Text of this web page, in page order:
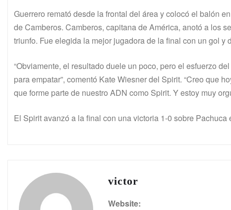
Guerrero remató desde la frontal del área y colocó el balón
de Camberos. Camberos, capitana de América, anotó a los
triunfo. Fue elegida la mejor jugadora de la final con un gol y
“Obviamente, el resultado duele un poco, pero el esfuerzo
para empatar”, comentó Kate Wiesner del Spirit. “Creo que
que forme parte de nuestro ADN como Spirit. Y estoy muy
El Spirit avanzó a la final con una victoria 1-0 sobre
victor
Website: